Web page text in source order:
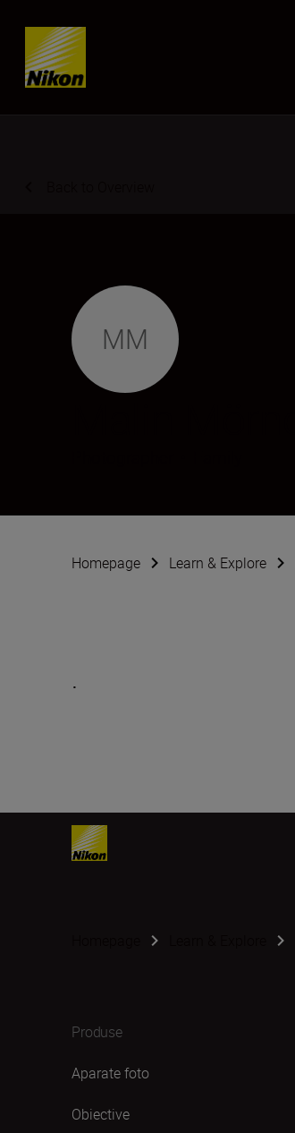
Skip content
MM
Homepage Learn & Explore
.
Produse
Aparate foto
Obiective